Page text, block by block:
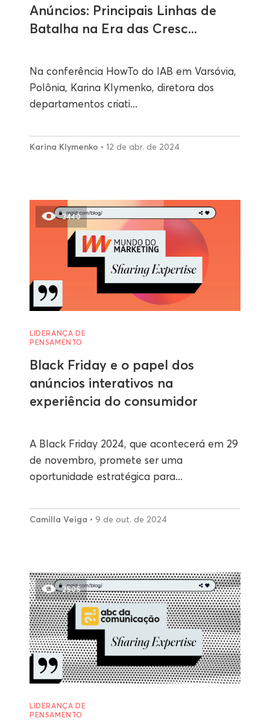
Anúncios: Principais Linhas de
Batalha na Era das Cresc...
Na conferência HowTo do IAB em Varsóvia,
Polônia, Karina Klymenko, diretora dos
departamentos criati...
Karina Klymenko • 12 de abr. de 2024
3440
LIDERANÇA DE
PENSAMENTO
Black Friday e o papel dos
anúncios interativos na
experiência do consumidor
A Black Friday 2024, que acontecerá em 29
de novembro, promete ser uma
oportunidade estratégica para...
Camilla Veiga • 9 de out. de 2024
2505
LIDERANÇA DE
PENSAMENTO